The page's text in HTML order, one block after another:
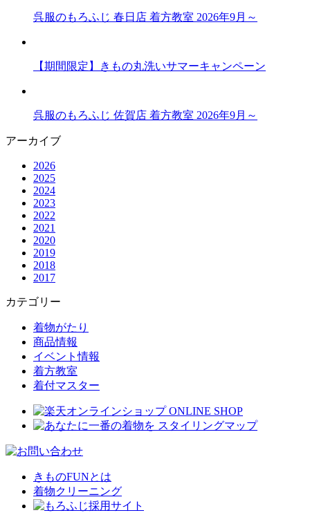
呉服のもろふじ 春日店 着方教室 2026年9月～
【期間限定】きもの丸洗いサマーキャンペーン
呉服のもろふじ 佐賀店 着方教室 2026年9月～
アーカイブ
2026
2025
2024
2023
2022
2021
2020
2019
2018
2017
カテゴリー
着物がたり
商品情報
イベント情報
着方教室
着付マスター
きものFUNとは
着物クリーニング